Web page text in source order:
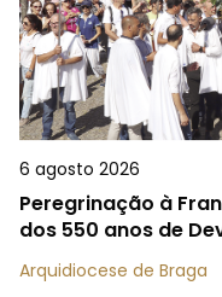
6 agosto 2026
Peregrinação à
dos 550 anos de
Arquidiocese de Braga